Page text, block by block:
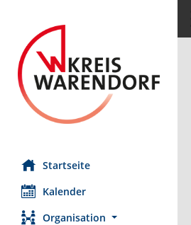
Startseite
Kalender
Organisation